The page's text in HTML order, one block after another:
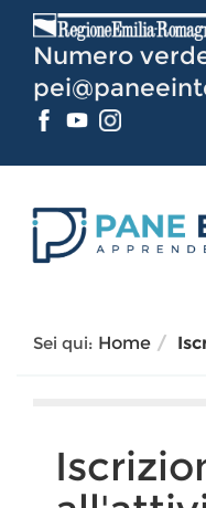
Contenuto
Numero
Sei qui: Home